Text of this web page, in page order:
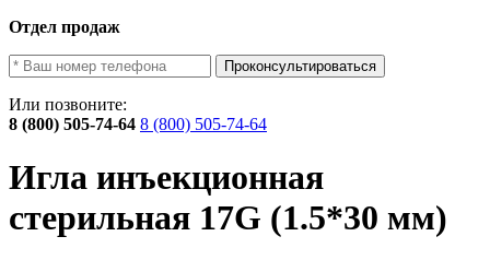
Отдел продаж
Проконсультироваться
Или позвоните:
8 (800) 505-74-64 8 (800) 505-74-64
Игла инъекционная
стерильная 17G (1.5*30 мм)